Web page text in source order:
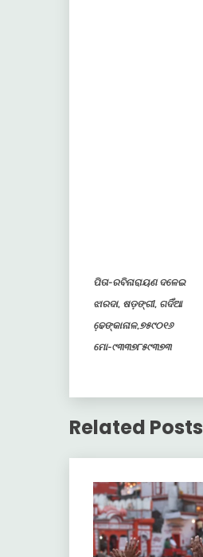
ପିତା-ରବିନାରାୟଣ ଦଳେଇ
ଝାରଦା, ଷଡ଼ଙ୍ଗୀ, ଗଦିଁଆ
ଢେ଼ଙ୍କାନାଳ,୭୫୯୦୧୬
ମୋ-୯୩୩୭୮୫୯୩୭୩
Related Posts